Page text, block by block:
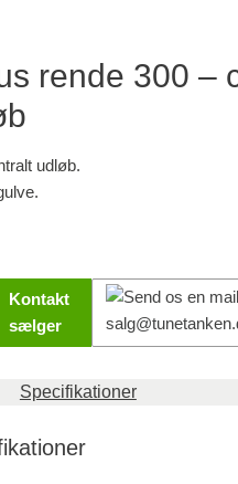
rende 300 –
udløb.
Kontakt
sælger
Specifikationer